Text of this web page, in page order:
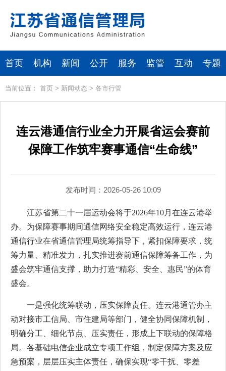
首页 机构 新闻 公开 服务 监管 互动 专题
当前位置： 首页 > 新闻动态 > 各市行管
连云港通信行业全力开展省运会赛前
保障工作筑牢赛事通信“生命线”
发布时间：2026-05-26 10:09
江苏省第二十一届运动会将于2026年10月在连云港举
办。为保障赛事期间通信网络安全稳定高效运行，连云港
通信行业在省通信管理局统筹指导下，紧扣保障要求，统
筹力量、精准发力，扎实推进赛前通信保障筹备工作，为
盛会筑牢通信支撑，助力打造“精彩、安全、惠民”的体育
盛会。
一是强化统筹联动，压实保障责任。连云港通管办主
动对接市工信局、市住建局等部门，健全协同保障机制，
明确分工、细化节点、压实责任，形成上下联动的保障格
局。各基础电信企业成立专项工作组，制定保障方案及应
急预案，层层压实主体责任，确保实现“零干扰、零差